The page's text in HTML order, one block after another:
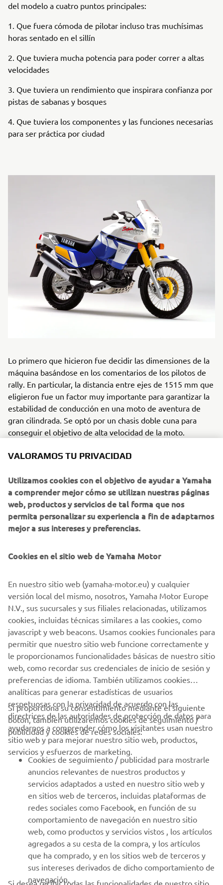
del modelo a cuatro puntos principales:
1. Que fuera cómoda de pilotar incluso tras muchísimas
horas sentado en el sillín
2. Que tuviera mucha potencia para poder correr a altas
velocidades
3. Que tuviera un rendimiento que inspirara confianza por
pistas de sabanas y bosques
4. Que tuviera los componentes y las funciones necesarias
para ser práctica por ciudad
Lo primero que hicieron fue decidir las dimensiones de la
máquina basándose en los comentarios de los pilotos de
rally. En particular, la distancia entre ejes de 1515 mm que
eligieron fue un factor muy importante para garantizar la
estabilidad de conducción en una moto de aventura de
gran cilindrada. Se optó por un chasis doble cuna para
conseguir el objetivo de alta velocidad de la moto.
bueno de la Ténéré monocilíndrica original y, al mismo
velocidad, se eligió un motor bicilíndrico en línea de 10
válvulas y 750 cc con un cigüeñal de 360°. El diseño del
motor también incluía una admisión de tiro vertical, un
doble eje de balance accionado por engranajes y
lubricación por cárter seco. Obviamente, Jean-Claude
pruebas de desarrollo del prototipo. En otoño de 1988, se
PARTICIPACIÓN OFICIAL CON LA
SUPER TÉNÉRÉ
Tomando como base el modelo de producción XTZ750
Super Ténéré que se acababa de desarrollar, los esfuerzos
se enfocaron en la participación oficial de fábrica en el
París-Dakar. En 1990, Carlos Mas llevó la máquina de
fábrica YZE750T Super Ténéré de 800 cc a un 2º puesto
final.
Más tarde, en 1991, ocho pilotos de los equipos Sonauto e
Italiano participaron en el rally con una versión más
avanzada.
VALORAMOS TU PRIVACIDAD
Utilizamos cookies con el objetivo de ayudar a Yamaha
a comprender mejor cómo se utilizan nuestras páginas
web, productos y servicios de tal forma que nos
permita personalizar su experiencia a fin de adaptarnos
mejor a sus intereses y preferencias.
Cookies en el sitio web de Yamaha Motor
En nuestro sitio web (yamaha-motor.eu) y cualquier
versión local del mismo, nosotros, Yamaha Motor Europe
N.V., sus sucursales y sus filiales relacionadas, utilizamos
cookies, incluidas técnicas similares a las cookies, como
javascript y web beacons. Usamos cookies funcionales para
permitir que nuestro sitio web funcione correctamente y
le proporcionamos funcionalidades básicas de nuestro sitio
web, como recordar sus credenciales de inicio de sesión y
preferencias de idioma. También utilizamos cookies
analíticas para generar estadísticas de usuarios
respetuosas con la privacidad de acuerdo con las
directrices de las autoridades de protección de datos para
ayudarnos a comprender cómo los visitantes usan nuestro
sitio web y para mejorar nuestro sitio web, productos,
servicios y esfuerzos de marketing.
Si proporciona su consentimiento mediante el siguiente
botón, también utilizaremos cookies de seguimiento /
publicidad y cookies de redes sociales:
Cookies de seguimiento / publicidad para mostrarle
anuncios relevantes de nuestros productos y
servicios adaptados a usted en nuestro sitio web y
en sitios web de terceros, incluidas plataformas de
redes sociales como Facebook, en función de su
comportamiento de navegación en nuestro sitio
web, como productos y servicios vistos , los artículos
agregados a su cesta de la compra, y los artículos
que ha comprado, y en los sitios web de terceros y
sus intereses derivados de dicho comportamiento de
navegación.
Si desea recibir todas las funcionalidades de nuestro sitio